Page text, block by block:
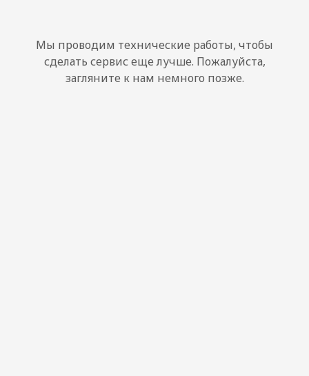
Мы проводим технические работы, чтобы
сделать сервис еще лучше. Пожалуйста,
загляните к нам немного позже.